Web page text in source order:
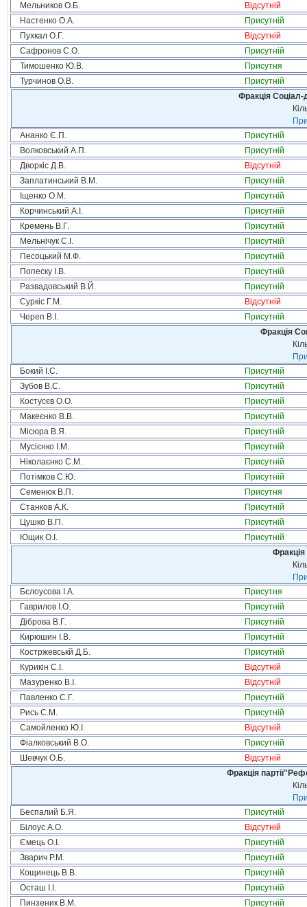
Мельников О.Б.
Відсутній
Настенко О.А.
Присутній
Пухкал О.Г.
Відсутній
Сафронов С.О.
Присутній
Тимошенко Ю.В.
Присутня
Турчинов О.В.
Присутній
Фракція Соціал-
Ананко Є.П.
Присутній
Волковський А.П.
Присутній
Дворкіс Д.В.
Відсутній
Заплатинський В.М.
Присутній
Іщенко О.М.
Присутній
Корчинський А.І.
Присутній
Кремень В.Г.
Присутній
Мельнічук С.І.
Присутній
Песоцький М.Ф.
Присутній
Попеску І.В.
Присутній
Развадовський В.Й.
Присутній
Суркіс Г.М.
Відсутній
Череп В.І.
Присутній
Фракція
Бокий І.С.
Присутній
Зубов В.С.
Присутній
Костусєв О.О.
Присутній
Макеєнко В.В.
Присутній
Місюра В.Я.
Присутній
Мусієнко І.М.
Присутній
Ніколаєнко С.М.
Присутній
Потімков С.Ю.
Присутній
Семенюк В.П.
Присутня
Станков А.К.
Присутній
Цушко В.П.
Присутній
Ющик О.І.
Присутній
Фракція
Бєлоусова І.А.
Присутня
Гаврилов І.О.
Присутній
Діброва В.Г.
Присутній
Кирюшин І.В.
Присутній
Костржевськй Д.Б.
Присутній
Курикін С.І.
Відсутній
Мазуренко В.І.
Відсутній
Павленко С.Г.
Присутній
Рись С.М.
Присутній
Самойленко Ю.І.
Відсутній
Фіалковський В.О.
Присутній
Шевчук О.Б.
Відсутній
Фракція
Беспалий Б.Я.
Присутній
Білоус А.О.
Відсутній
Ємець О.І.
Присутній
Зварич Р.М.
Присутній
Кощинець В.В.
Присутній
Осташ І.І.
Присутній
Пинзеник В.М.
Присутній